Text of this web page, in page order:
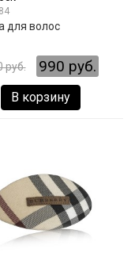
для волос
руб. 990 руб.
В корзину